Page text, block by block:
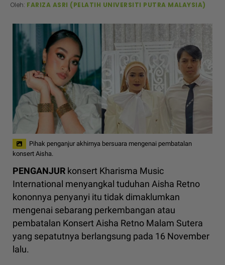
Oleh: FARIZA ASRI (PELATIH UNIVERSITI PUTRA MALAYSIA)
Pihak penganjur akhirnya bersuara mengenai pembatalan
konsert Aisha.
PENGANJUR konsert Kharisma Music
International menyangkal tuduhan Aisha Retno
kononnya penyanyi itu tidak dimaklumkan
mengenai sebarang perkembangan atau
pembatalan Konsert Aisha Retno Malam Sutera
yang sepatutnya berlangsung pada 16 November
lalu.